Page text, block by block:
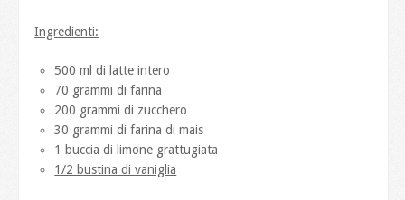
Ingredienti:
500 ml di latte intero
70 grammi di farina
200 grammi di zucchero
30 grammi di farina di mais
1 buccia di limone grattugiata
1/2 bustina di vaniglia